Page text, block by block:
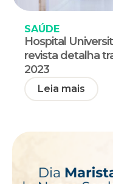
SAÚDE
Hospital
revista detalha
2023
Leia mais